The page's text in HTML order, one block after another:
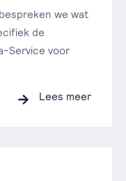
we wat
de
Service voor
Lees meer